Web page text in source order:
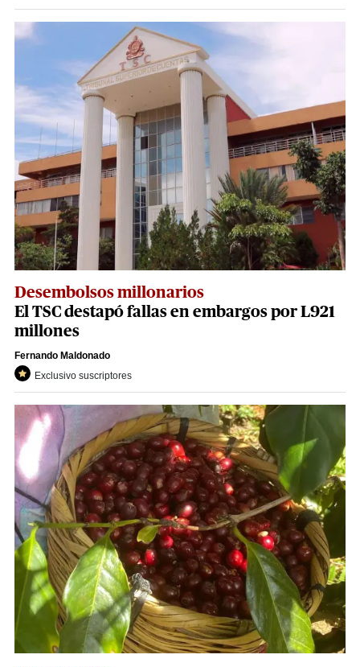
Desembolsos millonarios
El TSC destapó fallas en embargos por L921
millones
Fernando Maldonado
Exclusivo suscriptores